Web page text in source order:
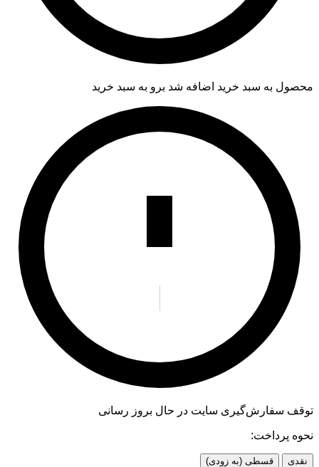
محصول به سبد خرید اضافه شد برو به سبد خرید
توقف سفارش‌گیری سایت در حال بروز رسانی
نحوه پرداخت:
نقدی قسطی (به زودی)